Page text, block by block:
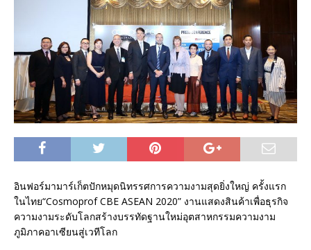
อินฟอร์มามาร์เก็ตปักหมุดนิทรรศการความงามสุดยิ่งใหญ่ ครั้งแรก
ในไทย“Cosmoprof CBE ASEAN 2020” งานแสดงสินค้าเพื่อธุรกิจ
ความงามระดับโลกสร้างบรรทัดฐานใหม่อุตสาหกรรมความงาม
ภูมิภาคอาเซียนสู่เวทีโลก